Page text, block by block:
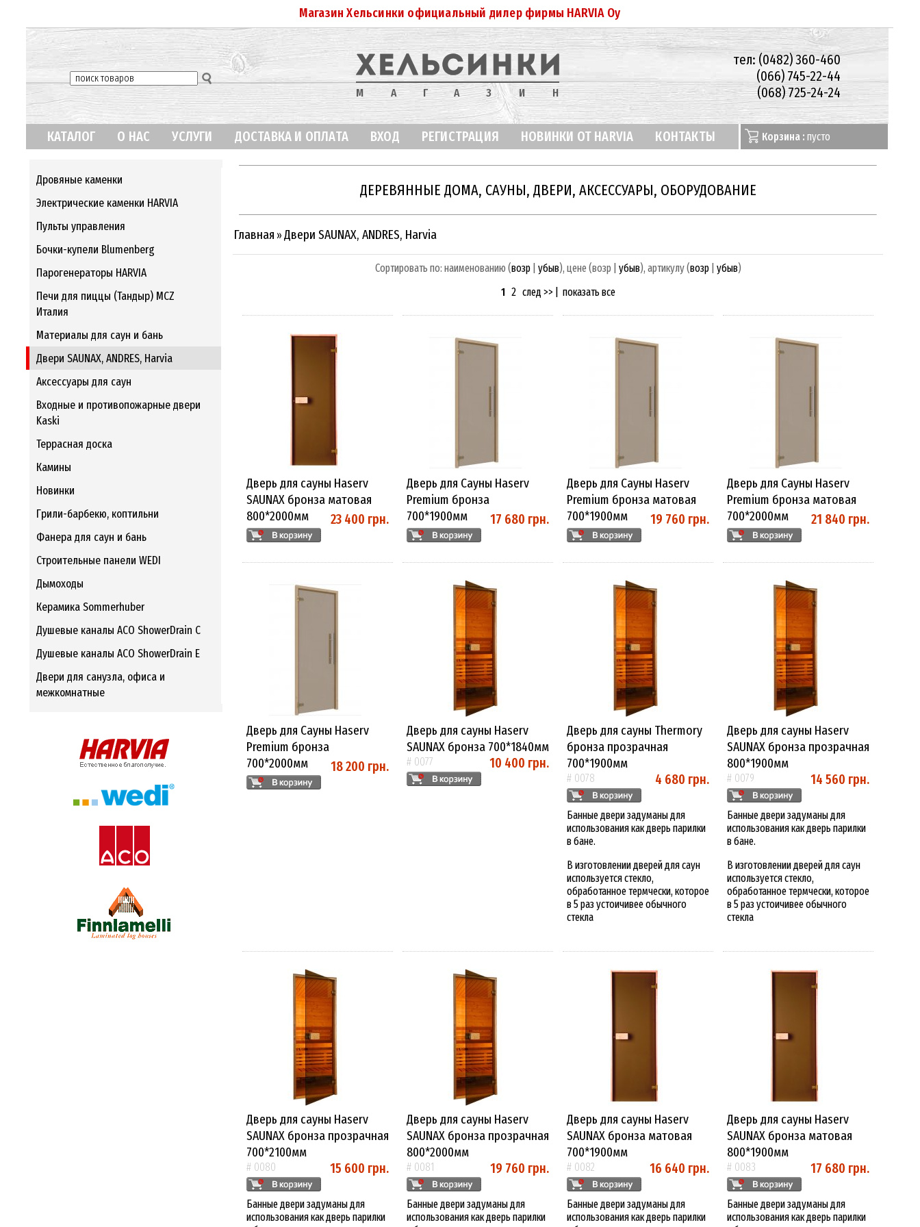
Магазин Хельсинки официальный дилер фирмы HARVIA Oy
МАГАЗИН
тел: (0482) 360-460
(066) 745-22-44
(068) 725-24-24
КАТАЛОГ О НАС УСЛУГИ ДОСТАВКА И ОПЛАТА ВХОД РЕГИСТРАЦИЯ НОВИНКИ ОТ HARVIA КОНТАКТЫ Корзина : пусто
Дровяные каменки
Электрические каменки HARVIA
Пульты управления
Бочки-купели Blumenberg
Парогенераторы HARVIA
Печи для пиццы (Тандыр) MCZ
Италия
Материалы для саун и бань
Двери SAUNAX, ANDRES, Harvia
Аксессуары для саун
Входные и противопожарные двери
Kaski
Террасная доска
Камины
Новинки
Грили-барбекю, коптильни
Фанера для саун и бань
Строительные панели WEDI
Дымоходы
Керамика Sommerhuber
Душевые каналы ACO ShowerDrain C
Душевые каналы ACO ShowerDrain E
Двери для санузла, офиса и
межкомнатные
ДЕРЕВЯННЫЕ ДОМА, САУНЫ, ДВЕРИ, АКСЕССУАРЫ, ОБОРУДОВАНИЕ
Главная » Двери SAUNAX, ANDRES, Harvia
Сортировать по: наименованию (возр| убыв), цене (возр | убыв), артикулу (возр| убыв)
1 2 след >> показать все
Дверь для сауны Haserv
SAUNAX бронза матовая
800*2000мм
23 400 грн.
Дверь для Сауны Haserv
Premium бронза
700*1900мм
17 680 грн.
Дверь для Сауны Haserv
Premium бронза матовая
700*1900мм
19 760 грн.
Дверь для Сауны Haserv
Premium бронза матовая
700*2000мм
21 840 грн.
Дверь для Сауны Haserv
Premium бронза
700*2000мм
18 200 грн.
Дверь для сауны Haserv
SAUNAX бронза 700*1840мм
# 0077 10 400 грн.
Дверь для сауны Thermory
бронза прозрачная
700*1900мм
# 0078 4 680 грн.
Банные двери задуманы для
использования как дверь парилки
в бане.
В изготовлении дверей для саун
используется стекло,
обработанное термчески, которое
в 5 раз устоичивее обычного
стекла
Дверь для сауны Haserv
SAUNAX бронза прозрачная
800*1900мм
# 0079 14 560 грн.
Банные двери задуманы для
использования как дверь парилки
в бане.
В изготовлении дверей для саун
используется стекло,
обработанное термчески, которое
в 5 раз устоичивее обычного
стекла
Дверь для сауны Haserv
SAUNAX бронза прозрачная
700*2100мм
# 0080 15 600 грн.
Банные двери задуманы для
использования как дверь парилки
Дверь для сауны Haserv
SAUNAX бронза прозрачная
800*2000мм
# 0081 19 760 грн.
Банные двери задуманы для
использования как дверь парилки
Дверь для сауны Haserv
SAUNAX бронза матовая
700*1900мм
# 0082 16 640 грн.
Банные двери задуманы для
использования как дверь парилки
Дверь для сауны Haserv
SAUNAX бронза матовая
800*1900мм
# 0083 17 680 грн.
Банные двери задуманы для
использования как дверь парилки